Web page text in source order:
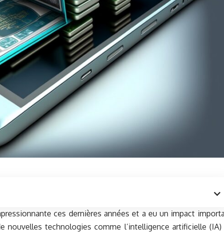
ces dernières années et a eu un impact
nouvelles technologies comme l’intelligence artificielle